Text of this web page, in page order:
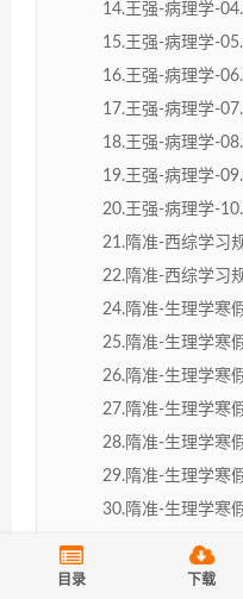
14.王强-病理学-
15.王强-病理学-
16.王强-病理学-
17.王强-病理学-
18.王强-病理学-
19.王强-病理学-
20.王强-病理学-
21.隋准-西综学习
22.隋准-西综学习
24.隋准-生理学寒
25.隋准-生理学寒
26.隋准-生理学寒
27.隋准-生理学寒
28.隋准-生理学寒
29.隋准-生理学寒
30.隋准-生理学寒
31.隋准-生理学寒
32.隋准-生理学寒
目录 下载